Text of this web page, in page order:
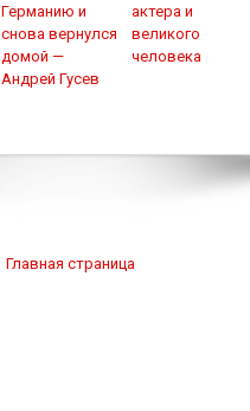
Германию и
снова вернулся
домой —
Андрей Гусев
актера и
великого
человека
Главная страница